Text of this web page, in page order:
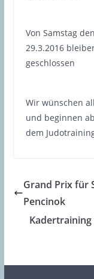
Von Samstag
29.3.2016
geschlossen
Wir wünschen
und beginnen
dem
Grand Prix für
Pencinok